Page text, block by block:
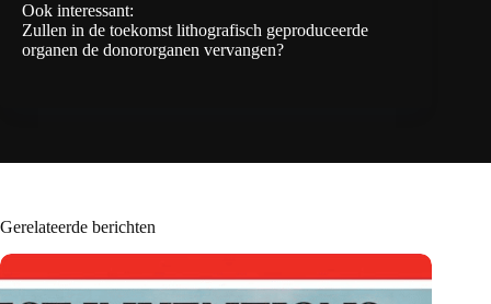
Ook interessant:
Zullen in de toekomst lithografisch geproduceerde
organen de donororganen vervangen?
Gerelateerde berichten